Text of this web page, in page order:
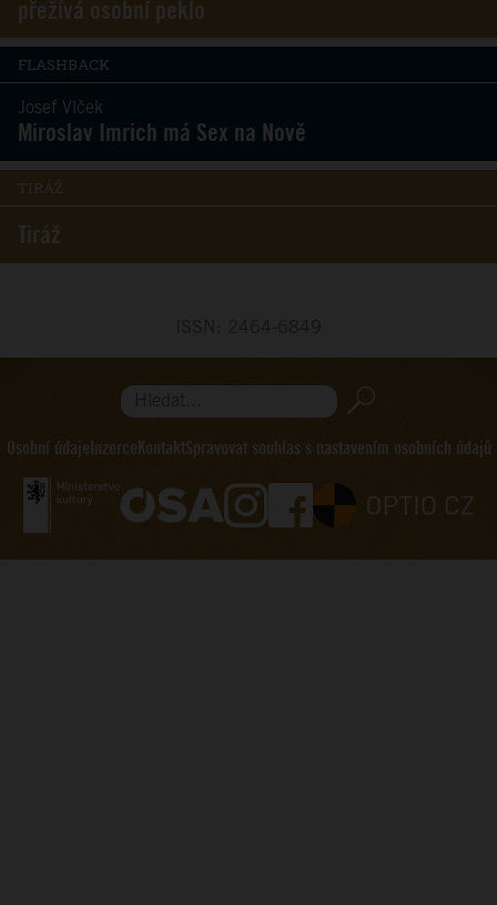
přežívá osobní peklo
FLASHBACK
Josef Vlček
Miroslav Imrich má Sex na Nově
TIRÁŽ
Tiráž
Hledat...
Osobní údajeInzerceKontaktSpravovat souhlas s nastavením osobních údajů